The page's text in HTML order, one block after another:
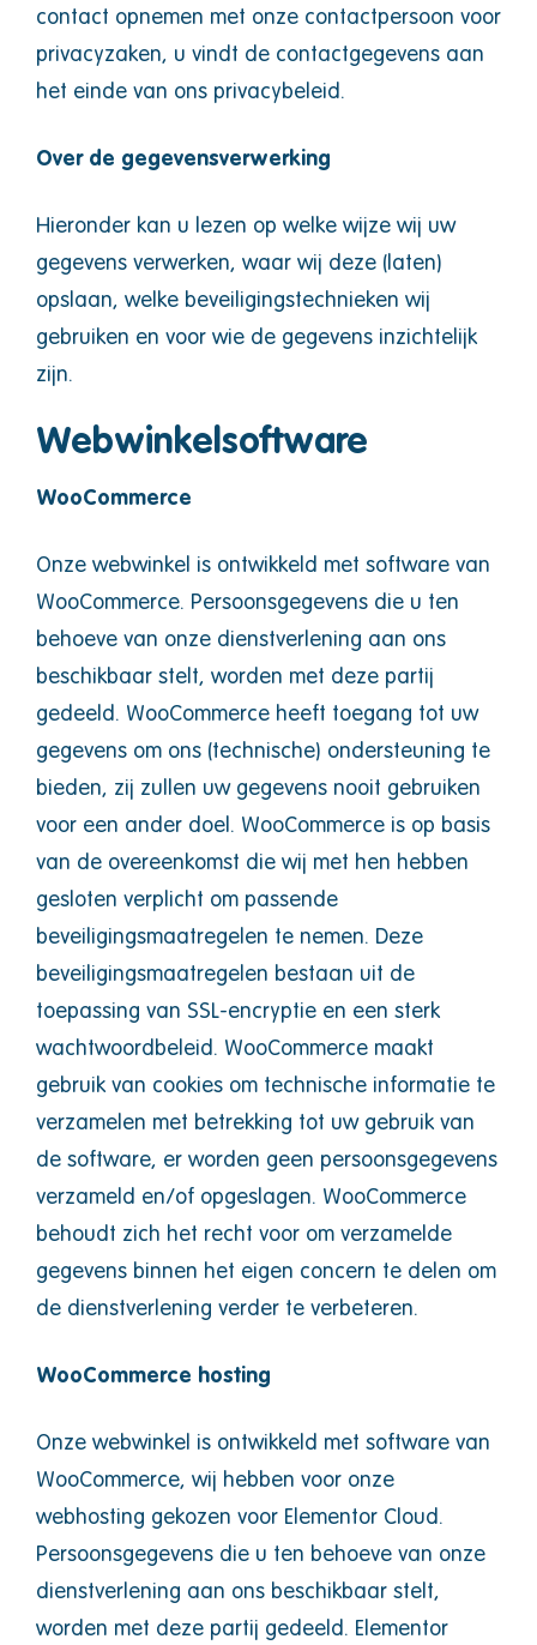
contact opnemen met onze contactpersoon voor
privacyzaken, u vindt de contactgegevens aan
het einde van ons privacybeleid.
Over de gegevensverwerking
Hieronder kan u lezen op welke wijze wij uw
gegevens verwerken, waar wij deze (laten)
opslaan, welke beveiligingstechnieken wij
gebruiken en voor wie de gegevens inzichtelijk
zijn.
Webwinkelsoftware
WooCommerce
Onze webwinkel is ontwikkeld met software van
WooCommerce. Persoonsgegevens die u ten
behoeve van onze dienstverlening aan ons
beschikbaar stelt, worden met deze partij
gedeeld. WooCommerce heeft toegang tot uw
gegevens om ons (technische) ondersteuning te
bieden, zij zullen uw gegevens nooit gebruiken
voor een ander doel. WooCommerce is op basis
van de overeenkomst die wij met hen hebben
gesloten verplicht om passende
beveiligingsmaatregelen te nemen. Deze
beveiligingsmaatregelen bestaan uit de
toepassing van SSL-encryptie en een sterk
wachtwoordbeleid. WooCommerce maakt
gebruik van cookies om technische informatie te
verzamelen met betrekking tot uw gebruik van
de software, er worden geen persoonsgegevens
verzameld en/of opgeslagen. WooCommerce
behoudt zich het recht voor om verzamelde
gegevens binnen het eigen concern te delen om
de dienstverlening verder te verbeteren.
WooCommerce hosting
Onze webwinkel is ontwikkeld met software van
WooCommerce, wij hebben voor onze
webhosting gekozen voor Elementor Cloud.
Persoonsgegevens die u ten behoeve van onze
dienstverlening aan ons beschikbaar stelt,
worden met deze partij gedeeld. Elementor